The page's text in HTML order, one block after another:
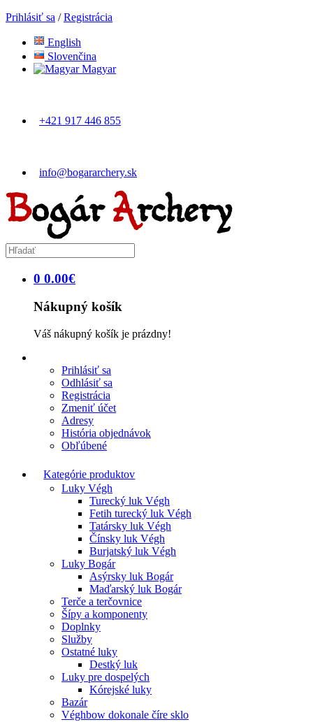
Prihlásiť sa /Registrácia
English
Slovenčina
Magyar
+421 917 446 855
info@bogararchery.sk
0 0.00€
Nákupný košík
Váš nákupný košík je prázdny!
Prihlásiť sa
Odhlásiť sa
Registrácia
Zmeniť účet
Adresy
História objednávok
Obľúbené
Kategórie produktov
Luky Végh
Turecký luk Végh
Fetih turecký luk Végh
Tatársky luk Végh
Čínsky luk Végh
Burjatský luk Végh
Luky Bogár
Asýrsky luk Bogár
Maďarský luk Bogár
Terče a terčovnice
Šípy a komponenty
Doplnky
Služby
Ostatné luky
Destký luk
Luky pre dospelých
Kórejské luky
Bazár
Véghbow dokonale číre sklo